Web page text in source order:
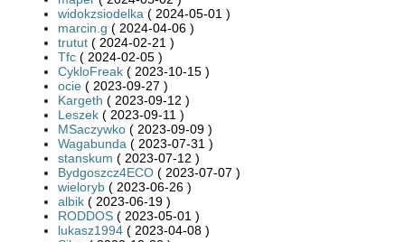
widokzsiodelka ( 2024-05-01 )
marcin.g ( 2024-04-06 )
trutut ( 2024-02-21 )
Tfc ( 2024-02-05 )
CykloFreak ( 2023-10-15 )
ocie ( 2023-09-27 )
Kargeth ( 2023-09-12 )
Leszek ( 2023-09-11 )
MSaczywko ( 2023-09-09 )
Wagabunda ( 2023-07-31 )
stanskum ( 2023-07-12 )
Bydgoszcz4ECO ( 2023-07-07 )
wieloryb ( 2023-06-26 )
albik ( 2023-06-19 )
RODDOS ( 2023-05-01 )
lukasz1994 ( 2023-04-08 )